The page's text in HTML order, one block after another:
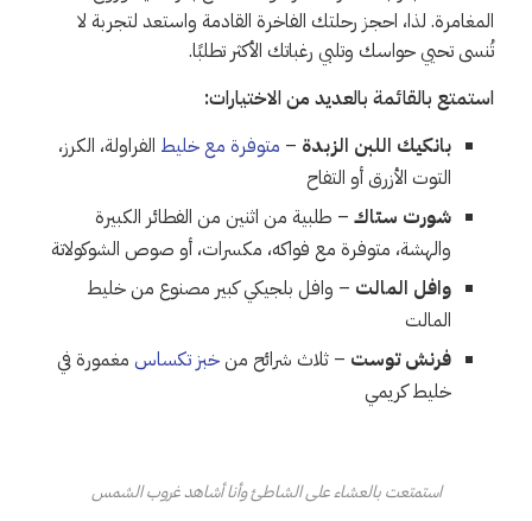
المغامرة. لذا، احجز رحلتك الفاخرة القادمة واستعد لتجربة لا
تُنسى تحيي حواسك وتلبي رغباتك الأكثر تطلبًا.
استمتع بالقائمة بالعديد من الاختيارات:
بانكيك اللبن الزبدة – متوفرة مع خليط الفراولة، الكرز،
التوت الأزرق أو التفاح
شورت ستاك – طلبية من اثنين من الفطائر الكبيرة
والهشة، متوفرة مع فواكه، مكسرات، أو صوص الشوكولاتة
وافل المالت – وافل بلجيكي كبير مصنوع من خليط
المالت
فرنش توست – ثلاث شرائح منخبز تكساس مغمورة في
خليط كريمي
استمتعت بالعشاء على الشاطئ وأنا أشاهد غروب الشمس